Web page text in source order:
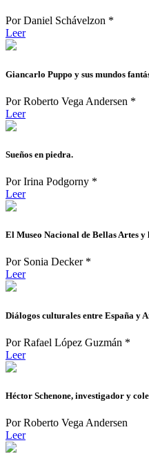
Por Daniel Schávelzon *
Leer
Giancarlo Puppo y sus mundos
Por Roberto Vega Andersen *
Leer
Sueños en piedra.
Por Irina Podgorny *
Leer
El Museo Nacional de Bellas Artes
Por Sonia Decker *
Leer
Diálogos culturales entre España y
Por Rafael López Guzmán *
Leer
Héctor Schenone, investigador y
Por Roberto Vega Andersen
Leer